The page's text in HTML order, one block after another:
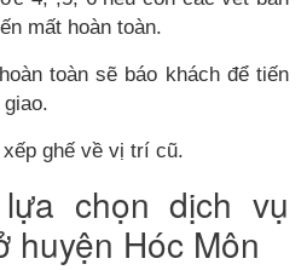
mất hoàn toàn.
toàn sẽ báo khách để tiến
xếp ghế về vị trí cũ.
chọn dịch vụ
huyện Hóc Môn